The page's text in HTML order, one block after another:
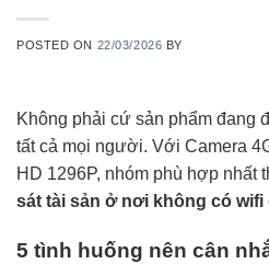
POSTED ON 22/03/2026 BY
Không phải cứ sản phẩm đang
tất cả mọi người. Với Camera
HD 1296P, nhóm phù hợp nhất
sát tài sản ở nơi không có wifi
5 tình huống nên cân